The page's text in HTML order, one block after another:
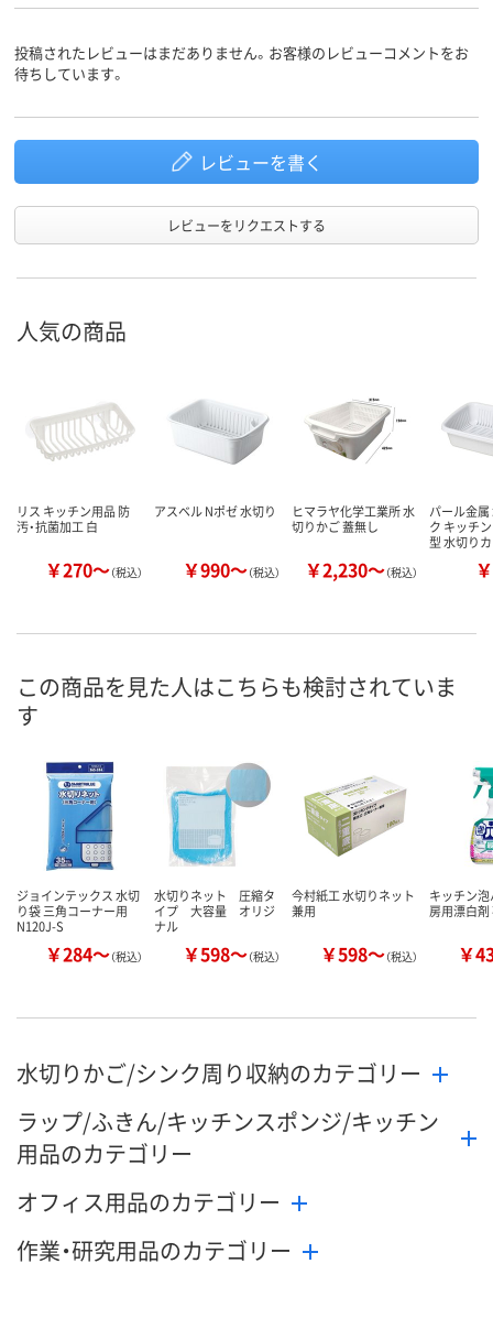
投稿されたレビューはまだありません。お客様のレビューコメントをお
待ちしています。
レビューを書く
レビューをリクエストする
人気の商品
リス キッチン用品 防
汚・抗菌加工 白
￥270～（税込）
アスベル Nポゼ 水切り
￥990～（税込）
ヒマラヤ化学工業所 水
切りかご 蓋無し
￥2,230～（税込）
パール金
ク キッチ
型 水切り
この商品を見た人はこちらも検討されていま
す
ジョインテックス 水切
り袋 三角コーナー用
N120J-S
￥284～（税込）
水切りネット 圧縮タ
イプ 大容量 オリジ
ナル
￥598～（税込）
今村紙工 水切りネット
兼用
￥598～（税込）
キッチン
房用漂白剤
￥
水切りかご/シンク周り収納のカテゴリー
ラップ/ふきん/キッチンスポンジ/キッチン
用品のカテゴリー
オフィス用品のカテゴリー
作業・研究用品のカテゴリー